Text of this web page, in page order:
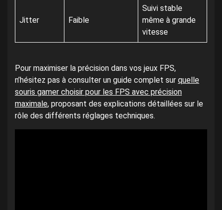
Jitter Faible
Suivi stable
même à grande
vitesse
Pour maximiser la précision dans vos jeux FPS,
n’hésitez pas à consulter un guide complet sur quelle
souris gamer choisir pour les FPS avec précision
maximale, proposant des explications détaillées sur le
rôle des différents réglages techniques.